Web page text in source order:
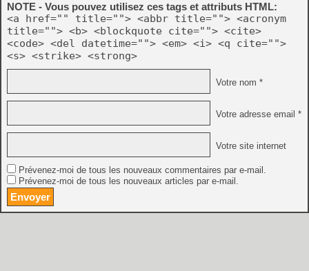
NOTE - Vous pouvez utilisez ces tags et attributs HTML:
<a href="" title=""> <abbr title=""> <acronym
title=""> <b> <blockquote cite=""> <cite>
<code> <del datetime=""> <em> <i> <q cite="">
<s> <strike> <strong>
Votre nom *
Votre adresse email *
Votre site internet
Prévenez-moi de tous les nouveaux commentaires par e-mail.
Prévenez-moi de tous les nouveaux articles par e-mail.